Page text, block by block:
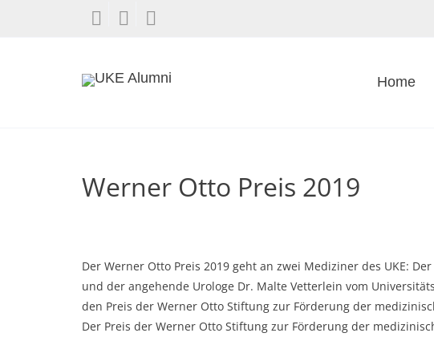
Home
Werner Otto Preis 2019
Der Werner Otto Preis 2019 geht an zwei Mediziner des UKE:
und der angehende Urologe Dr. Malte Vetterlein vom
den Preis der Werner Otto Stiftung zur Förderung der
Der Preis der Werner Otto Stiftung zur Förderung der